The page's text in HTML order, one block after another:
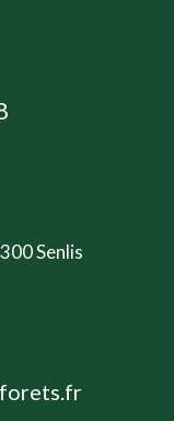
Senlis